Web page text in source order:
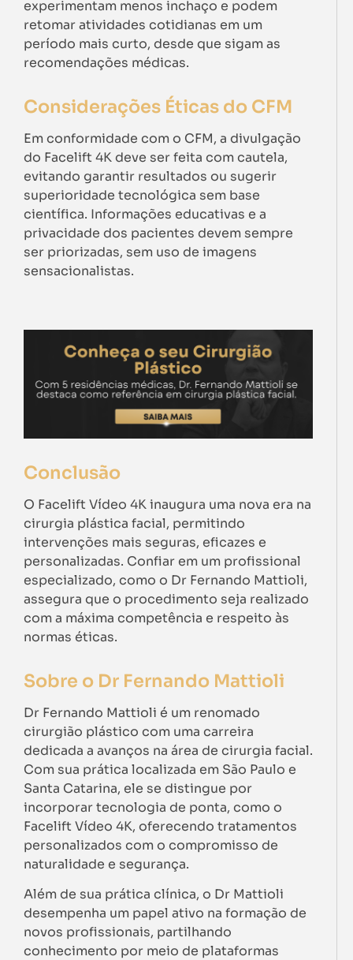
experimentam menos inchaço e podem
retomar atividades cotidianas em um
período mais curto, desde que sigam as
recomendações médicas.
Considerações Éticas do CFM
Em conformidade com o CFM, a divulgação
do Facelift 4K deve ser feita com cautela,
evitando garantir resultados ou sugerir
superioridade tecnológica sem base
científica. Informações educativas e a
privacidade dos pacientes devem sempre
ser priorizadas, sem uso de imagens
sensacionalistas.
Conclusão
O Facelift Vídeo 4K inaugura uma nova era na
cirurgia plástica facial, permitindo
intervenções mais seguras, eficazes e
personalizadas. Confiar em um profissional
especializado, como o Dr Fernando Mattioli,
assegura que o procedimento seja realizado
com a máxima competência e respeito às
normas éticas.
Sobre o Dr Fernando Mattioli
Dr Fernando Mattioli é um renomado
cirurgião plástico com uma carreira
dedicada a avanços na área de cirurgia facial.
Com sua prática localizada em São Paulo e
Santa Catarina, ele se distingue por
incorporar tecnologia de ponta, como o
Facelift Vídeo 4K, oferecendo tratamentos
personalizados com o compromisso de
naturalidade e segurança.
Além de sua prática clínica, o Dr Mattioli
desempenha um papel ativo na formação de
novos profissionais, partilhando
conhecimento por meio de plataformas